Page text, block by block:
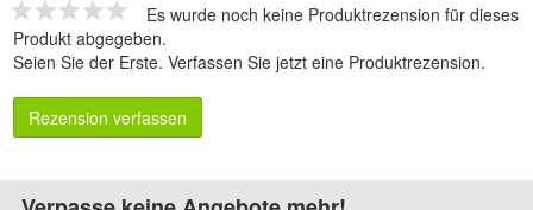
Es wurde noch keine Produktrezension für dieses
Produkt abgegeben.
Seien Sie der Erste. Verfassen Sie jetzt eine Produktrezension.
Rezension verfassen